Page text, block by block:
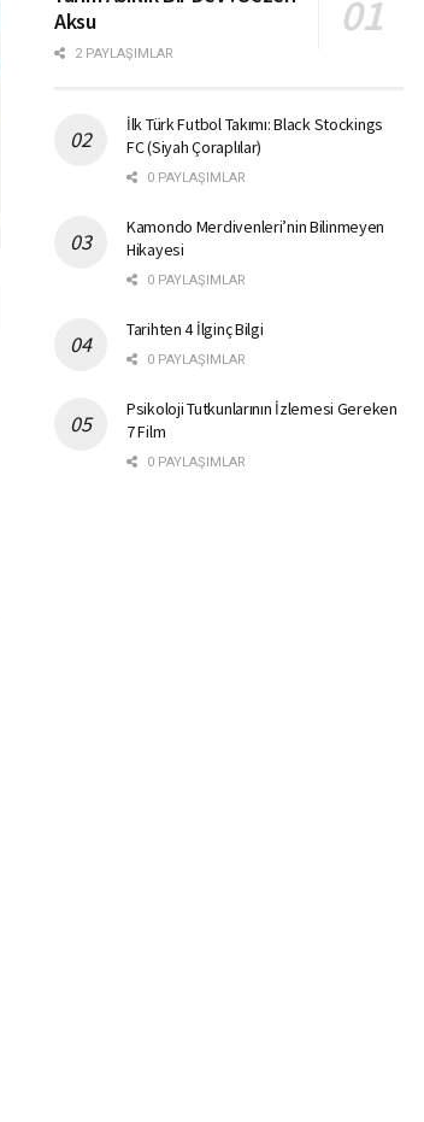
Aksu
2 PAYLAŞIMLAR
İlk Türk Futbol Takımı: Black Stockings
FC (Siyah Çoraplılar)
0 PAYLAŞIMLAR
Kamondo Merdivenleri’nin Bilinmeyen
Hikayesi
0 PAYLAŞIMLAR
Tarihten 4 İlginç Bilgi
0 PAYLAŞIMLAR
Psikoloji Tutkunlarının İzlemesi Gereken
7 Film
0 PAYLAŞIMLAR